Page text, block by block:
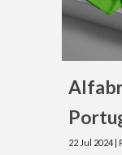
22 Jul 2024 |